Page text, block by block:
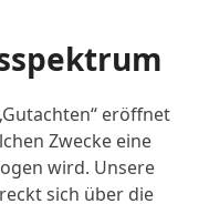
eröffnet
Zwecke eine
wird. Unsere
sich über die